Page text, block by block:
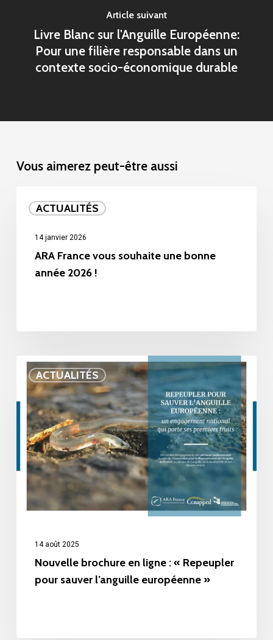
Article suivant
Livre Blanc sur l'Anguille Européenne:
Pour une filière responsable dans un
contexte socio-économique durable
Vous aimerez peut-être aussi
ACTUALITÉS
France
vous
souhaite
2026
14 janvier 2026
ARA France vous souhaite une bonne
année 2026 !
ACTUALITÉS
Nouvelle
brochure
en
ligne
« Repeupler
pour
sauver
européenne »
14 août 2025
Nouvelle brochure en ligne : « Repeupler
pour sauver l’anguille européenne »